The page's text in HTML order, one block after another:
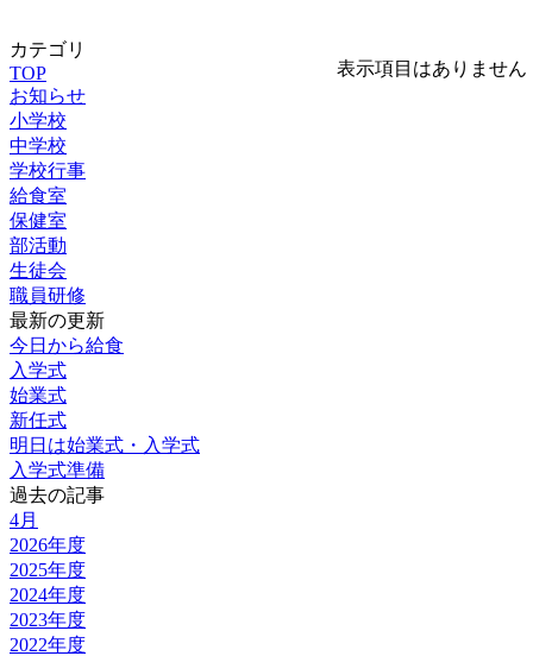
カテゴリ
TOP
お知らせ
小学校
中学校
学校行事
給食室
保健室
部活動
生徒会
職員研修
最新の更新
今日から給食
入学式
始業式
新任式
明日は始業式・入学式
入学式準備
過去の記事
4月
2026年度
2025年度
2024年度
2023年度
2022年度
表示項目はありません